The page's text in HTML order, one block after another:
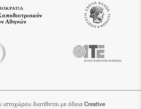
διατίθεται με άδεια Creative